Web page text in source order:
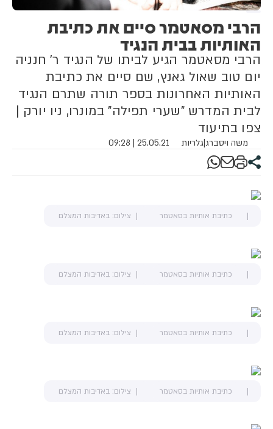
הרבי מסאטמר סיים את כתיבת
האותיות בבית הנגיד
הרבי מסאטמר הגיע לביתו של הנגיד ר' חנניה
יום טוב שאול גאנץ, שם סיים את כתיבת
האותיות האחרונות בספר תורה שתרם הנגיד
לבית המדרש "שערי תפילה" במונרו, ניו יורק |
צפו בתיעוד
משה ויסברג|גלריות 25.05.21 | 09:28
כתיבת אותיות בסאטמר צילום: באדיבות המצלם
כתיבת אותיות בסאטמר צילום: באדיבות המצלם
כתיבת אותיות בסאטמר צילום: באדיבות המצלם
כתיבת אותיות בסאטמר צילום: באדיבות המצלם